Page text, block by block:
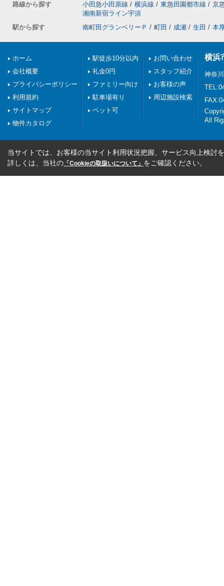
路線から探す
小田急小田原線 / 横浜線 / 東急田園都市線 / 京
湘南新宿ライン宇須
駅から探す
南町田グランベリーＰ / 町田 / 成瀬 / 生田 / 本
ホーム
会社概要
プライバシーポリシー
利用規約
サイトマップ
物件カタログ
駅徒歩10分以内
礼金0円
ファミリー向け
駐車場有り
ペット可
お問い合わせ
スタッフ紹介
お客様の声
周辺施設検索
横浜
神奈
All
当サイトでは、お客様の当サイト利用状況把握、サービス向上検討
詳しくは、当社の 「Cookieの取扱いについて」 をご確認ください。